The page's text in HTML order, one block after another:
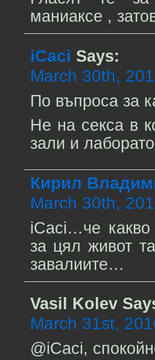
маниаксе ,
iCaci Says:
March 30th,
По въпроса за
Не на секса в
зали и
Кирил
March 30th,
iCaci…че
за цял живот
завалиите…
Vasil Kolev
March 31st,
@iCaci,